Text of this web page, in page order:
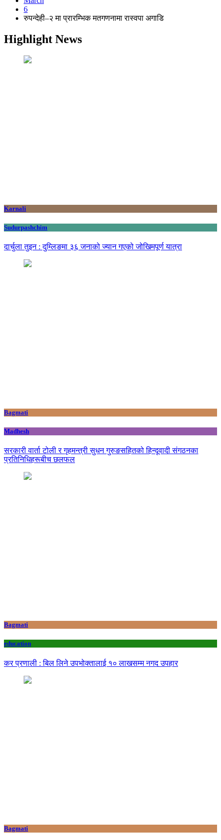
6
रुपन्देही–२ मा प्रारम्भिक मतगणनामा रास्वपा अगाडि
Highlight News
Karnali
Sudurpashchim
दार्चुला तुइन : दुम्लिङमा ३६ जनाको ज्यान गएको जोखिमपूर्ण यात्रा
Bagmati
Madhesh
सरकारी वार्ता टोली र गृहमन्त्री सुधन गुरुङसहितको हिन्दूवादी संगठनका
प्रतिनिधिहरूबीच छलफल
Bagmati
education
कर प्रणाली : बिल लिने उपभोक्तालाई १० लाखसम्म नगद उपहार
Bagmati